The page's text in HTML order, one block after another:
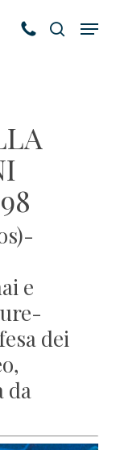
search
Menu
e
dei
da